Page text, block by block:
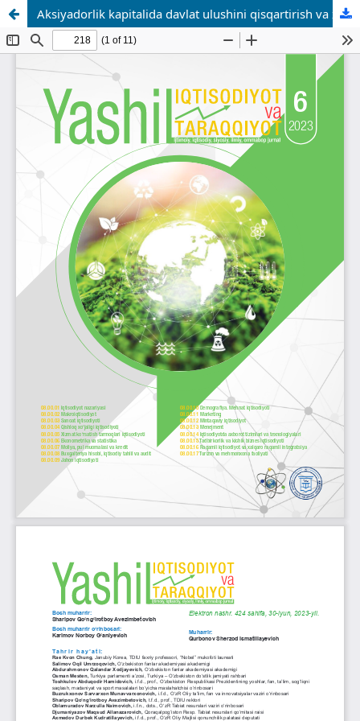
Aksiyadorlik kapitalida davlat ulushini qisqartirish va xususiylashtirish holati